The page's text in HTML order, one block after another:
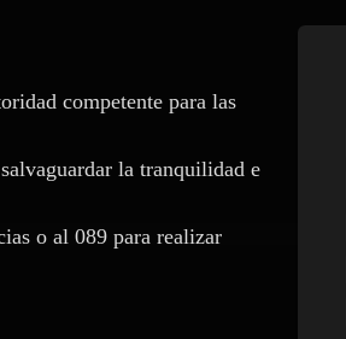
competente para las
la tranquilidad e
o al 089 para realizar